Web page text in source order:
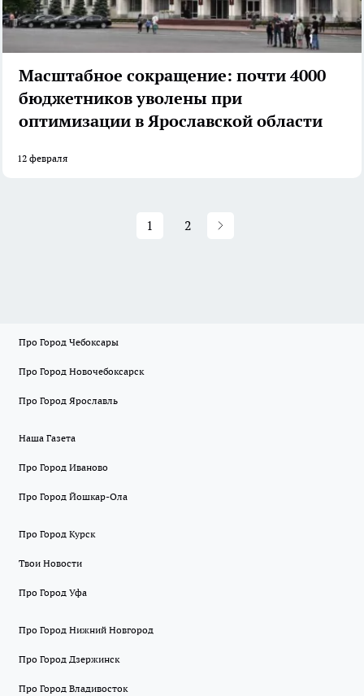
Масштабное сокращение: почти 4000
бюджетников уволены при
оптимизации в Ярославской области
12 февраля
1 2
Про Город Чебоксары
Про Город Новочебоксарск
Про Город Ярославль
Наша Газета
Про Город Иваново
Про Город Йошкар-Ола
Про Город Курск
Твои Новости
Про Город Уфа
Про Город Нижний Новгород
Про Город Дзержинск
Про Город Владивосток